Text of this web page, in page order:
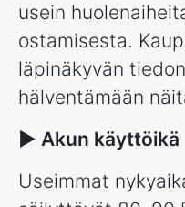
usein
ostamisesta.
läpinäkyvän
hälventämään
► Akun käyttöikä
Useimmat